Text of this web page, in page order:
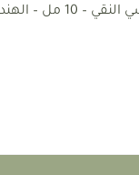
10 مل – الهند